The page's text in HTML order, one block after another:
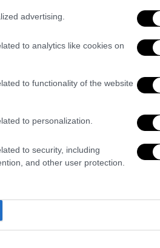
advertising.
to analytics like cookies on
to functionality of the website
to personalization.
to security, including
and other user protection.
3 ευρώ
πότε
δασμοί
για τους
δέματα από
«τσουχτερή»